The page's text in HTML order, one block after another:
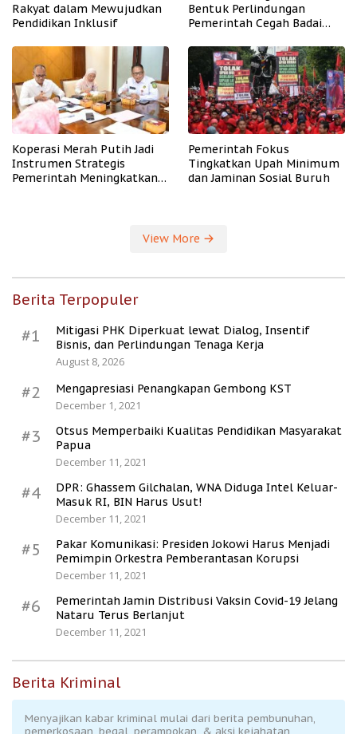
Rakyat dalam Mewujudkan
Pendidikan Inklusif
Bentuk Perlindungan
Pemerintah Cegah Badai
Koperasi Merah Putih Jadi
Instrumen Strategis
Pemerintah Meningkatkan
Pemerintah Fokus
Tingkatkan Upah Minimum
dan Jaminan Sosial Buruh
View More
Berita Terpopuler
#1
Mitigasi PHK Diperkuat lewat Dialog, Insentif
Bisnis, dan Perlindungan Tenaga Kerja
August 8, 2026
#2
Mengapresiasi Penangkapan Gembong KST
December 1, 2021
#3
Otsus Memperbaiki Kualitas Pendidikan Masyarakat
Papua
December 11, 2021
#4
DPR: Ghassem Gilchalan, WNA Diduga Intel Keluar-
Masuk RI, BIN Harus Usut!
December 11, 2021
#5
Pakar Komunikasi: Presiden Jokowi Harus Menjadi
Pemimpin Orkestra Pemberantasan Korupsi
December 11, 2021
#6
Pemerintah Jamin Distribusi Vaksin Covid-19 Jelang
Nataru Terus Berlanjut
December 11, 2021
Berita Kriminal
Menyajikan kabar kriminal mulai dari berita pembunuhan,